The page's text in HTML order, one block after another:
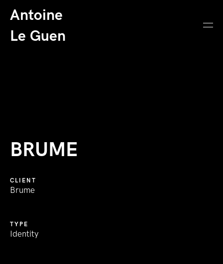
Antoine
Le Guen
BRUME
CLIENT
Brume
TYPE
Identity